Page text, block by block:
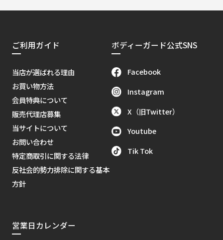
ご利用ガイド
当店が選ばれる理由
お買い物方法
会員特典について
販売代理店募集
当サイトについて
お問い合わせ
特定商取引に関する法律
反社会的勢力排除に関する基本
方針
ボディーガード公式SNS
Facebook
Instagram
X（旧Twitter）
Youtube
Tik Tok
営業日カレンダー